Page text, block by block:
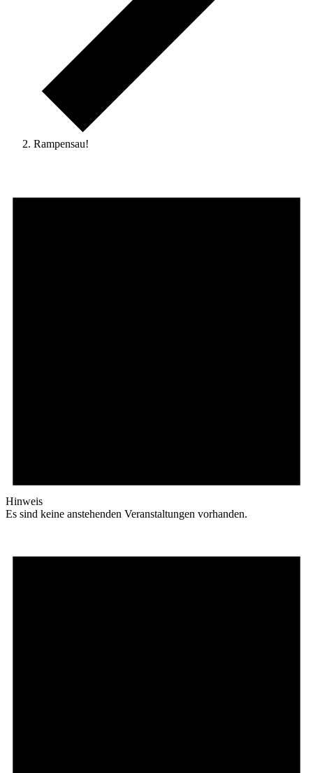
Rampensau!
Hinweis
Es sind keine anstehenden Veranstaltungen vorhanden.